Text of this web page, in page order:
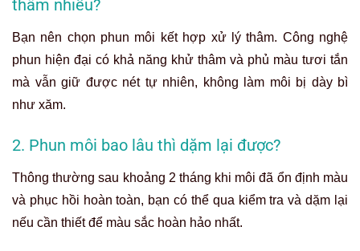
thâm nhiều?
Bạn nên chọn phun môi kết hợp xử lý thâm. Công nghệ
phun hiện đại có khả năng khử thâm và phủ màu tươi tắn
mà vẫn giữ được nét tự nhiên, không làm môi bị dày bì
như xăm.
2. Phun môi bao lâu thì dặm lại được?
Thông thường sau khoảng 2 tháng khi môi đã ổn định màu
và phục hồi hoàn toàn, bạn có thể qua kiểm tra và dặm lại
nếu cần thiết để màu sắc hoàn hảo nhất.